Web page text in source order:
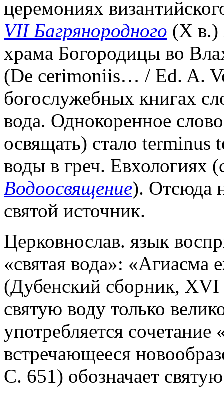
церемониях
VII Багрянородного (X в.)
храма Богородицы во
(De cerimoniis… / Ed. A.
богослужебных книгах
вода. Однокоренное
освящать) стало terminus
воды в греч. Евхологиях
Водоосвящение). Отсюда
святой источник.
Церковнослав. язык
«святая вода»: «Агиасма
(Дубенский сборник,
святую воду только
употребляется
встречающееся
С. 651) обозначает